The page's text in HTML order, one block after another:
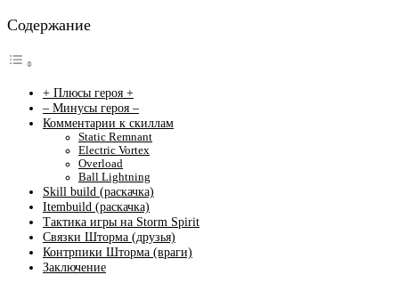
Содержание
+ Плюсы героя +
– Минусы героя –
Комментарии к скиллам
Static Remnant
Electric Vortex
Overload
Ball Lightning
Skill build (раскачка)
Itembuild (раскачка)
Тактика игры на Storm Spirit
Связки Шторма (друзья)
Контрпики Шторма (враги)
Заключение